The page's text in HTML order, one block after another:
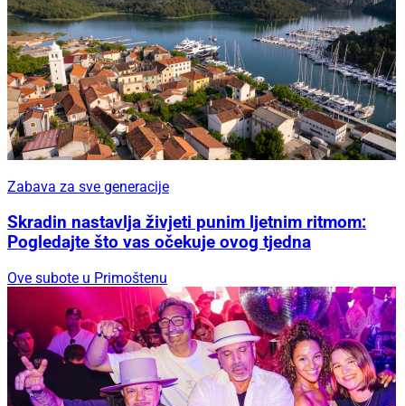
Zabava za sve generacije
Skradin nastavlja živjeti punim ljetnim ritmom:
Pogledajte što vas očekuje ovog tjedna
Ove subote u Primoštenu